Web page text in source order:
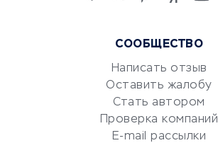
Маркетинг и продажи
Репетиторство
Красота и здоровье
Сервисы по поиску работы
Сетевой маркетинг
СООБЩЕСТВО
Написать отзыв
Оставить жалобу
Стать автором
Проверка компаний
E-mail рассылки